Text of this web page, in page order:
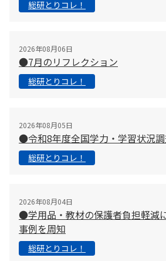
総研とりコレ！
2026年08月06日
●7月のリフレクション
総研とりコレ！
2026年08月05日
●令和8年度全国学力・学習状況
総研とりコレ！
2026年08月04日
●学用品・教材の保護者負担軽減
事例を周知
総研とりコレ！